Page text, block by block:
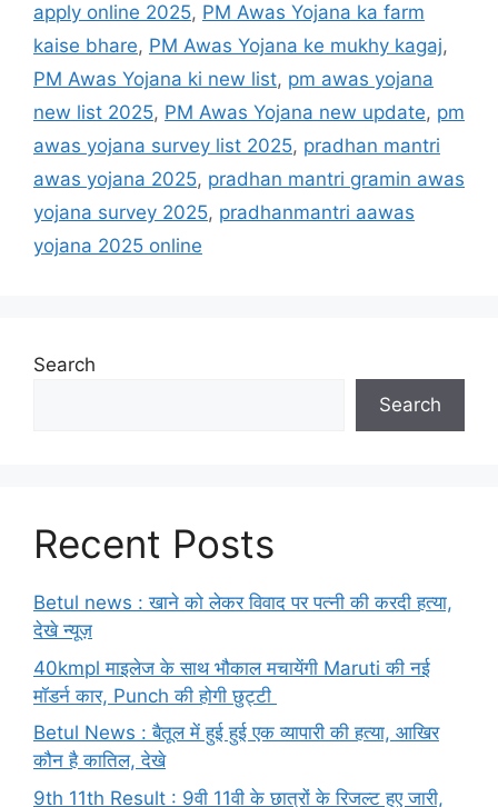
apply online 2025, PM Awas Yojana ka farm
kaise bhare, PM Awas Yojana ke mukhy kagaj,
PM Awas Yojana ki new list, pm awas yojana
new list 2025, PM Awas Yojana new update, pm
awas yojana survey list 2025, pradhan mantri
awas yojana 2025, pradhan mantri gramin awas
yojana survey 2025, pradhanmantri aawas
yojana 2025 online
Search
Search
Recent Posts
Betul news : खाने को लेकर विवाद पर पत्नी की करदी हत्या,
देखे न्यूज़
40kmpl माइलेज के साथ भौकाल मचायेंगी Maruti की नई
मॉडर्न कार, Punch की होगी छुट्टी
Betul News : बैतूल में हुई हुई एक व्यापारी की हत्या, आखिर
कौन है कातिल, देखे
9th 11th Result : 9वी 11वी के छात्रों के रिजल्ट हुए जारी,